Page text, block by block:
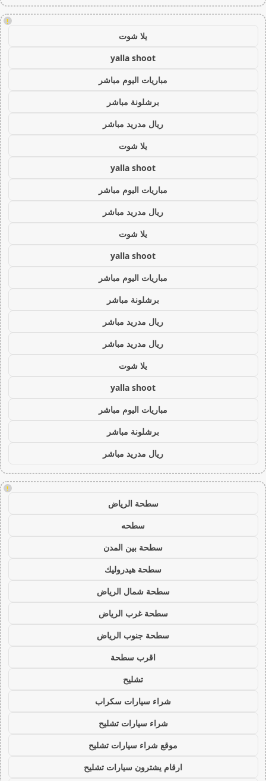
!
يلا شوت
yalla shoot
مباريات اليوم مباشر
برشلونة مباشر
ريال مدريد مباشر
يلا شوت
yalla shoot
مباريات اليوم مباشر
ريال مدريد مباشر
يلا شوت
yalla shoot
مباريات اليوم مباشر
برشلونة مباشر
ريال مدريد مباشر
ريال مدريد مباشر
يلا شوت
yalla shoot
مباريات اليوم مباشر
برشلونة مباشر
ريال مدريد مباشر
!
سطحة الرياض
سطحه
سطحة بين المدن
سطحة هيدروليك
سطحة شمال الرياض
سطحة غرب الرياض
سطحة جنوب الرياض
اقرب سطحة
تشليح
شراء سيارات سكراب
شراء سيارات تشليح
موقع شراء سيارات تشليح
ارقام يشترون سيارات تشليح